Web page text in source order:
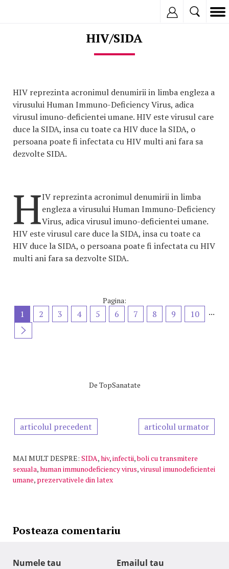
HIV/SIDA
HIV reprezinta acronimul denumirii in limba engleza a
virusului Human Immuno-Deficiency Virus, adica
virusul imuno-deficientei umane. HIV este virusul care
duce la SIDA, insa cu toate ca HIV duce la SIDA, o
persoana poate fi infectata cu HIV multi ani fara sa
dezvolte SIDA.
HIV reprezinta acronimul denumirii in limba
engleza a virusului Human Immuno-Deficiency
Virus, adica virusul imuno-deficientei umane.
HIV este virusul care duce la SIDA, insa cu toate ca
HIV duce la SIDA, o persoana poate fi infectata cu HIV
multi ani fara sa dezvolte SIDA.
Pagina:
1 2 3 4 5 6 7 8 9 10 ...
De TopSanatate
articolul precedent articolul urmator
MAI MULT DESPRE: SIDA,hiv,infectii,boli cu transmitere
sexuala,human immunodeficiency virus,virusul imunodeficientei
umane, prezervativele din latex
Posteaza comentariu
Numele tau Emailul tau